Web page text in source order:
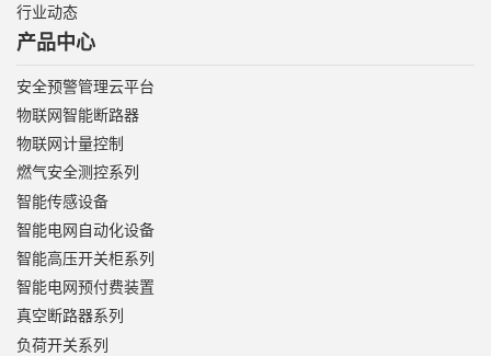
行业动态
产品中心
安全预警管理云平台
物联网智能断路器
物联网计量控制
燃气安全测控系列
智能传感设备
智能电网自动化设备
智能高压开关柜系列
智能电网预付费装置
真空断路器系列
负荷开关系列